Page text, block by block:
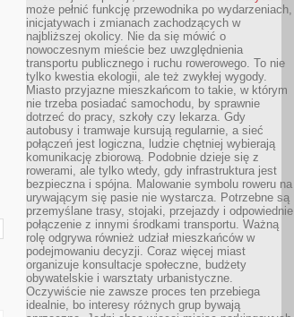
może pełnić funkcję przewodnika po wydarzeniach,
inicjatywach i zmianach zachodzących w
najbliższej okolicy. Nie da się mówić o
nowoczesnym mieście bez uwzględnienia
transportu publicznego i ruchu rowerowego. To nie
tylko kwestia ekologii, ale też zwykłej wygody.
Miasto przyjazne mieszkańcom to takie, w którym
nie trzeba posiadać samochodu, by sprawnie
dotrzeć do pracy, szkoły czy lekarza. Gdy
autobusy i tramwaje kursują regularnie, a sieć
połączeń jest logiczna, ludzie chętniej wybierają
komunikację zbiorową. Podobnie dzieje się z
rowerami, ale tylko wtedy, gdy infrastruktura jest
bezpieczna i spójna. Malowanie symbolu roweru na
urywającym się pasie nie wystarcza. Potrzebne są
przemyślane trasy, stojaki, przejazdy i odpowiednie
połączenie z innymi środkami transportu. Ważną
rolę odgrywa również udział mieszkańców w
podejmowaniu decyzji. Coraz więcej miast
organizuje konsultacje społeczne, budżety
obywatelskie i warsztaty urbanistyczne.
Oczywiście nie zawsze proces ten przebiega
idealnie, bo interesy różnych grup bywają